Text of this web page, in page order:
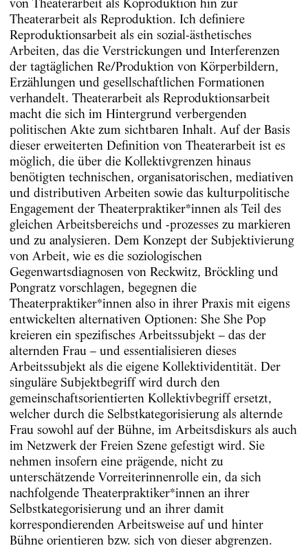
Theaterarbeit als Reproduktion. Ich definiere
Reproduktionsarbeit als ein sozial-ästhetisches
Arbeiten, das die Verstrickungen und Interferenzen
der tagtäglichen Re/Produktion von Körperbildern,
Erzählungen und gesellschaftlichen Formationen
verhandelt. Theaterarbeit als Reproduktionsarbeit
macht die sich im Hintergrund verbergenden
politischen Akte zum sichtbaren Inhalt. Auf der Basis
dieser erweiterten Definition von Theaterarbeit ist es
möglich, die über die Kollektivgrenzen hinaus
benötigten technischen, organisatorischen, mediativen
und distributiven Arbeiten sowie das kulturpolitische
Engagement der Theaterpraktiker*innen als Teil des
gleichen Arbeitsbereichs und -prozesses zu markieren
und zu analysieren. Dem Konzept der Subjektivierung
von Arbeit, wie es die soziologischen
Gegenwartsdiagnosen von Reckwitz, Bröckling und
Pongratz vorschlagen, begegnen die
Theaterpraktiker*innen also in ihrer Praxis mit eigens
entwickelten alternativen Optionen: She She Pop
kreieren ein spezifisches Arbeitssubjekt – das der
alternden Frau – und essentialisieren dieses
Arbeitssubjekt als die eigene Kollektividentität. Der
singuläre Subjektbegriff wird durch den
gemeinschaftsorientierten Kollektivbegriff ersetzt,
welcher durch die Selbstkategorisierung als alternde
Frau sowohl auf der Bühne, im Arbeitsdiskurs als auch
im Netzwerk der Freien Szene gefestigt wird. Sie
nehmen insofern eine prägende, nicht zu
unterschätzende Vorreiterinnenrolle ein, da sich
nachfolgende Theaterpraktiker*innen an ihrer
Selbstkategorisierung und an ihrer damit
korrespondierenden Arbeitsweise auf und hinter
Bühne orientieren bzw. sich von dieser abgrenzen.